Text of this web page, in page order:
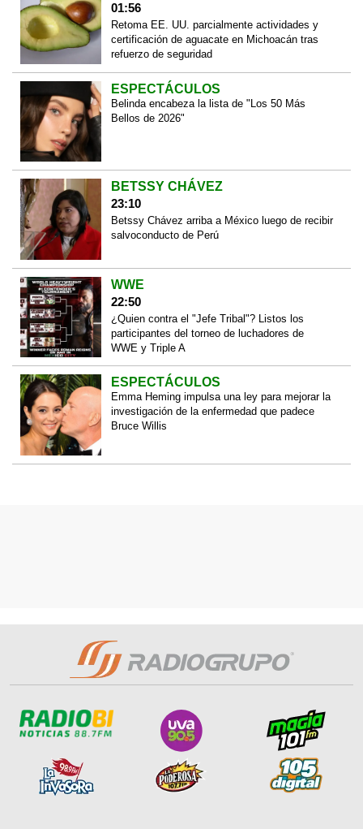
01:56
Retoma EE. UU. parcialmente actividades y
certificación de aguacate en Michoacán tras
refuerzo de seguridad
ESPECTÁCULOS
Belinda encabeza la lista de "Los 50 Más
Bellos de 2026"
BETSSY CHÁVEZ
23:10
Betssy Chávez arriba a México luego de recibir
salvoconducto de Perú
WWE
22:50
¿Quien contra el "Jefe Tribal"? Listos los
participantes del torneo de luchadores de
WWE y Triple A
ESPECTÁCULOS
Emma Heming impulsa una ley para mejorar la
investigación de la enfermedad que padece
Bruce Willis